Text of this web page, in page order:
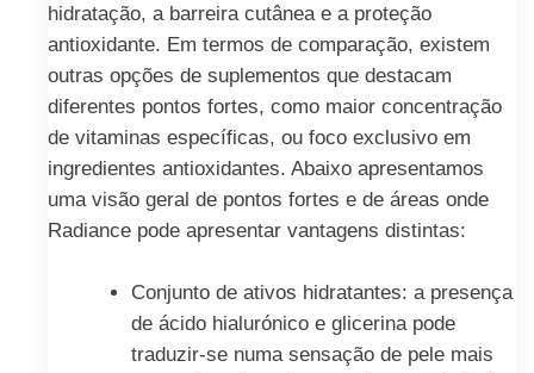
hidratação, a barreira cutânea e a proteção
antioxidante. Em termos de comparação, existem
outras opções de suplementos que destacam
diferentes pontos fortes, como maior concentração
de vitaminas específicas, ou foco exclusivo em
ingredientes antioxidantes. Abaixo apresentamos
uma visão geral de pontos fortes e de áreas onde
Radiance pode apresentar vantagens distintas:
Conjunto de ativos hidratantes: a presença
de ácido hialurónico e glicerina pode
traduzir-se numa sensação de pele mais